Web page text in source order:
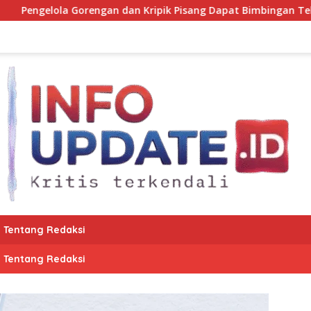
Kripik Pisang Dapat Bimbingan Tekhnis dari Kepala UPT
Tentang Redaksi
Tentang Redaksi